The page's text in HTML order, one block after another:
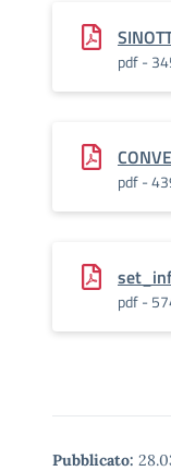
pdf -
pdf -
pdf -
Pubblicato: